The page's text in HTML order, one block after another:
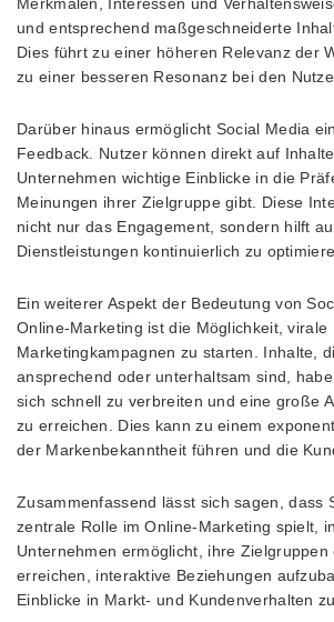
und entsprechend maßgeschneiderte
Dies führt zu einer höheren Relevanz der
zu einer besseren Resonanz bei den
Darüber hinaus ermöglicht Social Media
Feedback. Nutzer können direkt auf
Unternehmen wichtige Einblicke in die
Meinungen ihrer Zielgruppe gibt. Diese
nicht nur das Engagement, sondern hilft
Dienstleistungen kontinuierlich zu
Ein weiterer Aspekt der Bedeutung von
Online-Marketing ist die Möglichkeit, virale
Marketingkampagnen zu starten. Inhalte,
ansprechend oder unterhaltsam sind,
sich schnell zu verbreiten und eine große
zu erreichen. Dies kann zu einem
der Markenbekanntheit führen und die
Zusammenfassend lässt sich sagen, dass
zentrale Rolle im Online-Marketing spielt,
Unternehmen ermöglicht, ihre Zielgruppen
erreichen, interaktive Beziehungen
Einblicke in Markt- und Kundenverhalten